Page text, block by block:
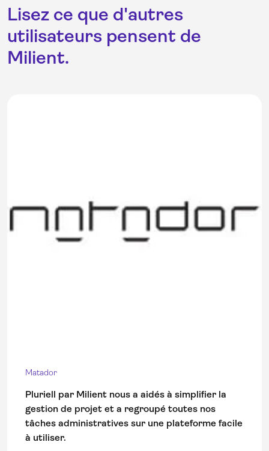
Lisez ce que d'autres
utilisateurs pensent de
Milient.
Matador
Pluriell par Milient nous a aidés à simplifier la
gestion de projet et a regroupé toutes nos
tâches administratives sur une plateforme facile
à utiliser.